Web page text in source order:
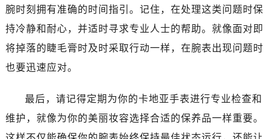
腕时刻拥有准确的时间指引。记住，在处理这类问题时保
持冷静和耐心，并适时寻求专业人士的帮助。就像面对即
将掉落的睫毛膏时及时采取行动一样，在腕表出现问题时
也要迅速应对。
最后，请记得定期为你的卡地亚手表进行专业检查和
维护，就像为你的美丽妆容选择合适的保养品一样重要。